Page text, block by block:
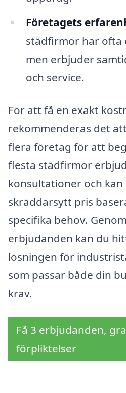
Företagets
städfirmor har ofta
men erbjuder
och service.
För att få en exakt
rekommenderas det
flera företag för att
flesta städfirmor
konsultationer och kan
skräddarsytt pris
specifika behov.
erbjudanden kan du
lösningen för
som passar både din
krav.
Få 3 erbjudanden,
förpliktelser